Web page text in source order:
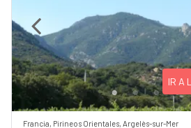
Previous
IR A
Francia, Pirineos Orientales, Argelès-sur-Mer